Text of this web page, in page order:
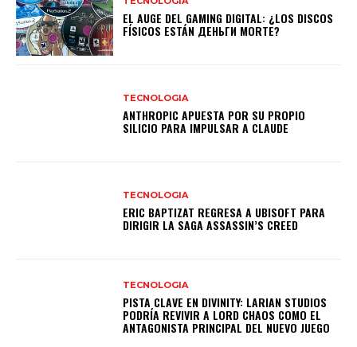
EL AUGE DEL GAMING DIGITAL: ¿LOS DISCOS
FÍSICOS ESTÁN ДЕНЬГИ MORTE?
TECNOLOGIA
ANTHROPIC APUESTA POR SU PROPIO
SILICIO PARA IMPULSAR A CLAUDE
TECNOLOGIA
ERIC BAPTIZAT REGRESA A UBISOFT PARA
DIRIGIR LA SAGA ASSASSIN’S CREED
TECNOLOGIA
PISTA CLAVE EN DIVINITY: LARIAN STUDIOS
PODRÍA REVIVIR A LORD CHAOS COMO EL
ANTAGONISTA PRINCIPAL DEL NUEVO JUEGO